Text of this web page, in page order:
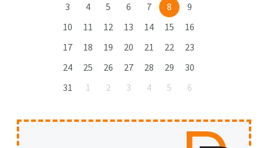
3
4 5 6 7 8
9
10
11 12 13 14 15
16
17
18 19 20 21 22
23
24
25 26 27 28 29
30
31
1 2 3 4 5 6